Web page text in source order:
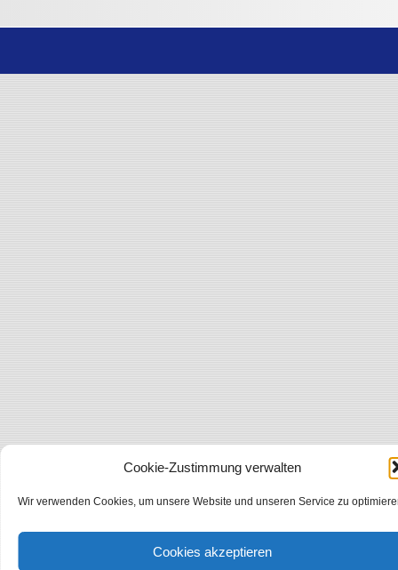
Cookie-Zustimmung verwalten
Wir verwenden Cookies, um unsere Website und unseren Service zu
Cookies akzeptieren